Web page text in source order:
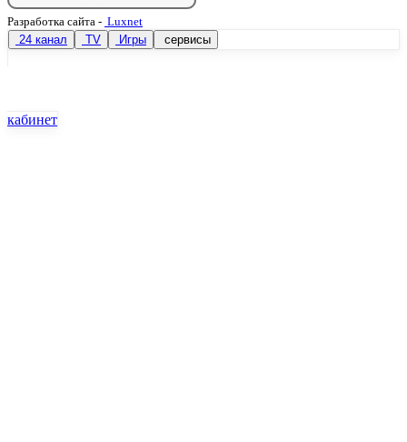
Разработка сайта - Luxnet
24 канал
TV Игры сервисы
кабинет